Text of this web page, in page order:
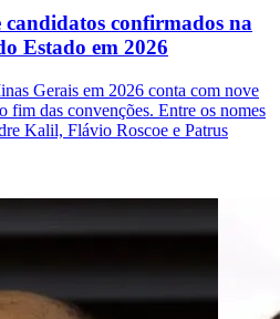
confirmados na
Estado em 2026
Gerais em 2026 conta com nove
fim das convenções. Entre os nomes
Kalil, Flávio Roscoe e Patrus